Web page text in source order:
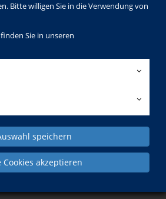
Bitte willigen Sie in die Verwendung von
Sie in unseren
speichern
Cookies akzeptieren
im Juli